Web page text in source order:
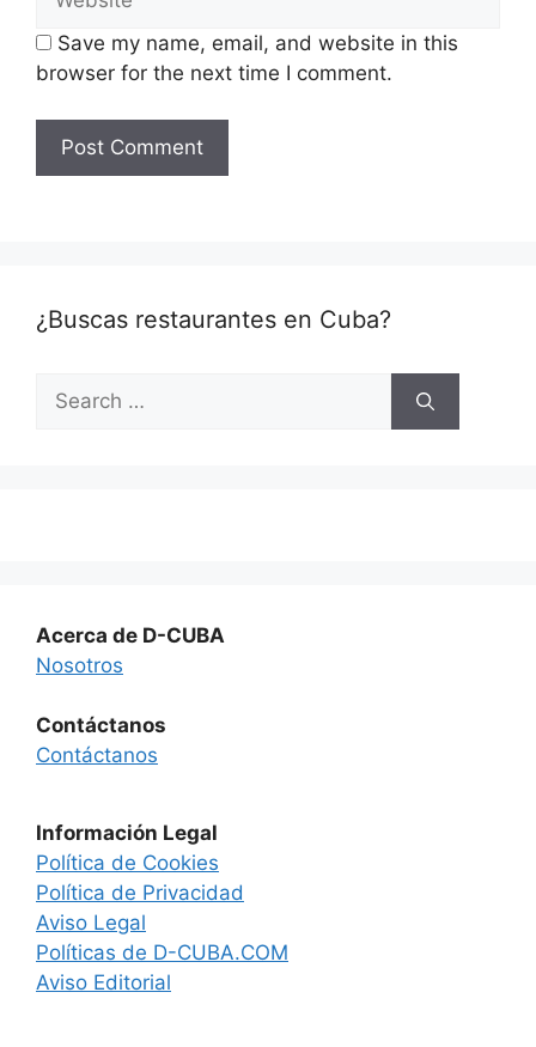
Save my name, email, and website in this
browser for the next time I comment.
¿Buscas restaurantes en Cuba?
Search
for:
Acerca de D-CUBA
Nosotros
Contáctanos
Contáctanos
Información Legal
Política de Cookies
Política de Privacidad
Aviso Legal
Políticas de D-CUBA.COM
Aviso Editorial